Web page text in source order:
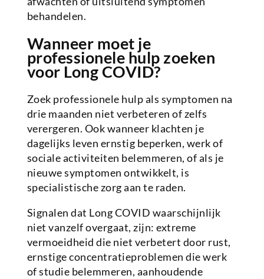
behandelen.
Wanneer moet je
professionele hulp zoeken
voor Long COVID?
Zoek professionele hulp als symptomen na
drie maanden niet verbeteren of zelfs
verergeren. Ook wanneer klachten je
dagelijks leven ernstig beperken, werk of
sociale activiteiten belemmeren, of als je
nieuwe symptomen ontwikkelt, is
specialistische zorg aan te raden.
Signalen dat Long COVID waarschijnlijk
niet vanzelf overgaat, zijn: extreme
vermoeidheid die niet verbetert door rust,
ernstige concentratieproblemen die werk
of studie belemmeren, aanhoudende